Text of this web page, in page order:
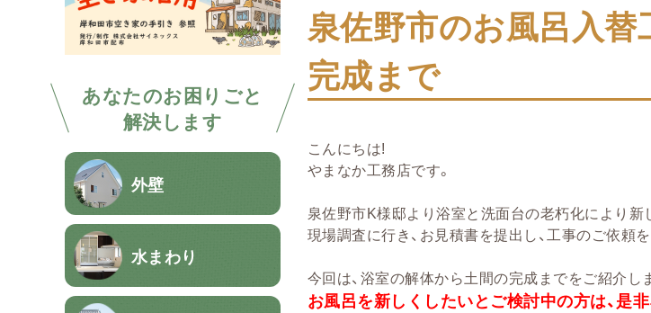
あなたのお困りごと
解決します
外壁
水まわり
泉佐野市のお風呂入
完成まで
こんにちは!
やまなか工務店です。
泉佐野市K様邸より浴室と洗面台の老朽化により新
現場調査に行き、お見積書を提出し、工事のご依頼
今回は、浴室の解体から土間の完成までをご紹介し
お風呂を新しくしたいとご検討中の方は、是